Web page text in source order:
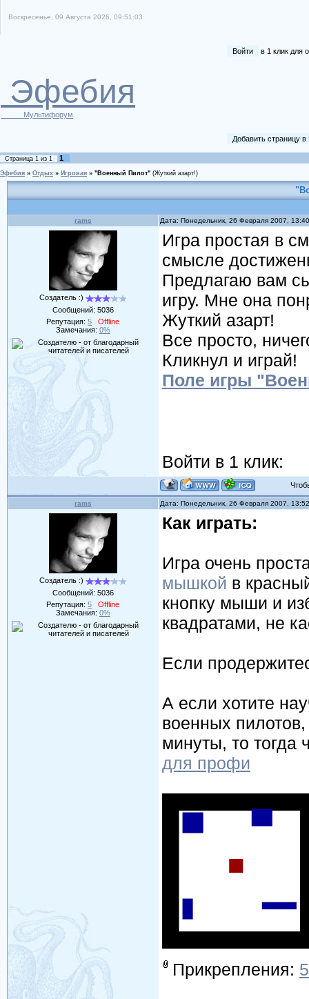
Воскресенье, 09 Августа 2026, 09:51:03
Войти в 1 клик для
Эфебия
Мультифорум
Добавить страницу
Страница 1 из 1 1
Эфебия » Отдых » Игровая » "Военный Пилот" (Жуткий азарт!)
rams Дата: Понедельник, 26 Февраля 2007,
Создатель :)
Сообщений: 5036
Репутация:5
Offline
Замечания: 0%
Игра простая в
смысле
Предлагаю вам
игру. Мне она
Жуткий азарт!
Все просто,
Кликнул и играй!
Поле игры
Войти в 1 клик:
rams Дата: Понедельник, 26 Февраля 2007,
Создатель :)
Сообщений: 5036
Репутация:5
Offline
Замечания: 0%
Как играть:
Игра очень
мышкой в
кнопку мыши и
квадратами, не
Если
А если хотите
военных
минуты, то тогда
для профи
Прикрепления: